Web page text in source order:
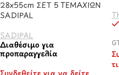
28x55cm ΣΕΤ 5 ΤΕΜΑΧΙΩΝ
SADIPAL
SADIPAL
Διαθέσιμο για
προπαραγγελία